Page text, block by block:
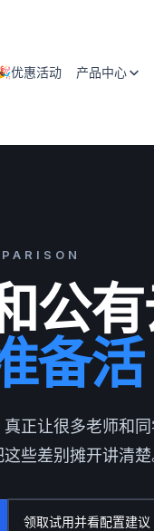
04
05
优惠活动 产品中心
公有
备活
正让很多老师和
些差别摊开讲清楚
领取试用并看配置建议